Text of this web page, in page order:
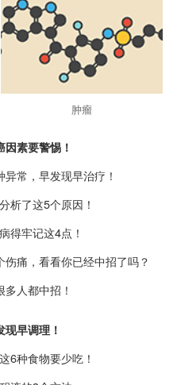
肿瘤
素要警惕！
常，早发现早治疗！
析了这5个原因！
得牢记这4点！
痛，看看你已经中招了吗？
人都中招！
早调理！
6种食物要少吃！